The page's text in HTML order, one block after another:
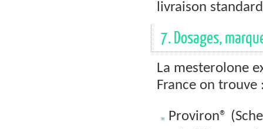
livraison
7. Dosages,
La mesterolone
France on trouve
Proviron®